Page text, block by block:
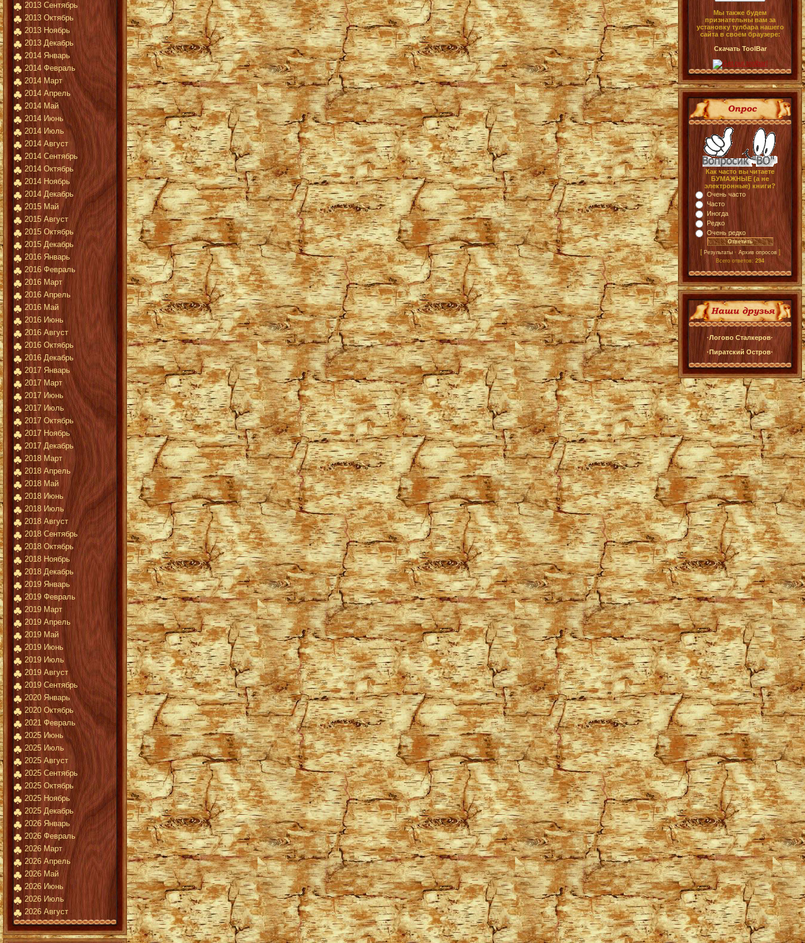
2013 Сентябрь
2013 Октябрь
2013 Ноябрь
2013 Декабрь
2014 Январь
2014 Февраль
2014 Март
2014 Апрель
2014 Май
2014 Июнь
2014 Июль
2014 Август
2014 Сентябрь
2014 Октябрь
2014 Ноябрь
2014 Декабрь
2015 Май
2015 Август
2015 Октябрь
2015 Декабрь
2016 Январь
2016 Февраль
2016 Март
2016 Апрель
2016 Май
2016 Июнь
2016 Август
2016 Октябрь
2016 Декабрь
2017 Январь
2017 Март
2017 Июнь
2017 Июль
2017 Октябрь
2017 Ноябрь
2017 Декабрь
2018 Март
2018 Апрель
2018 Май
2018 Июнь
2018 Июль
2018 Август
2018 Сентябрь
2018 Октябрь
2018 Ноябрь
2018 Декабрь
2019 Январь
2019 Февраль
2019 Март
2019 Апрель
2019 Май
2019 Июнь
2019 Июль
2019 Август
2019 Сентябрь
2020 Январь
2020 Октябрь
2021 Февраль
2025 Июнь
2025 Июль
2025 Август
2025 Сентябрь
2025 Октябрь
2025 Ноябрь
2025 Декабрь
2026 Январь
2026 Февраль
2026 Март
2026 Апрель
2026 Май
2026 Июнь
2026 Июль
2026 Август
Мы также будем
признательны вам за
установку тулбара нашего
сайта в своём браузере:
Скачать ToolBar
Как часто вы читаете
БУМАЖНЫЕ (а не
электронные) книги?
Очень часто
Часто
Иногда
Редко
Очень редко
[ Результаты· Архив опросов]
Всего ответов: 294
·Логово Сталкеров·
·Пиратский Остров·